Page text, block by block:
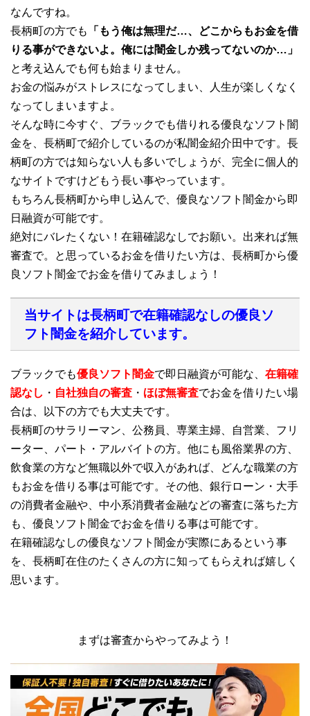
なんですね。
長柄町の方でも
「もう俺は無理だ…、どこからもお金を借
りる事ができないよ。俺には闇金しか残ってないのか…」
と考え込んでも何も始まりません。
お金の悩みがストレスになってしまい、人生が楽しくなく
なってしまいますよ。
そんな時に今すぐ、ブラックでも借りれる優良なソフト闇
金を、長柄町で紹介しているのが私闇金紹介田中です。長
柄町の方では知らない人も多いでしょうが、完全に個人的
なサイトですけどもう長い事やっています。
もちろん長柄町から申し込んで、優良なソフト闇金から即
日融資が可能です。
絶対にバレたくない！在籍確認なしでお願い。出来れば無
審査で。と思っているお金を借りたい方は、長柄町から優
良ソフト闇金でお金を借りてみましょう！
当サイトは長柄町で在籍確認なしの優良ソ
フト闇金を紹介しています。
ブラックでも優良ソフト闇金で即日融資が可能な、 在籍確
認なし ・ 自社独自の審査 ・ ほぼ無審査でお金を借りたい場
合は、以下の方でも大丈夫です。
長柄町のサラリーマン、公務員、専業主婦、自営業、フリ
ーター、パート・アルバイトの方。他にも風俗業界の方、
飲食業の方など無職以外で収入があれば、どんな職業の方
もお金を借りる事は可能です。その他、銀行ローン・大手
の消費者金融や、中小系消費者金融などの審査に落ちた方
も、優良ソフト闇金でお金を借りる事は可能です。
在籍確認なしの優良なソフト闇金が実際にあるという事
を、長柄町在住のたくさんの方に知ってもらえれば嬉しく
思います。
まずは審査からやってみよう！